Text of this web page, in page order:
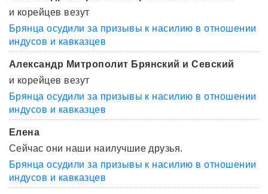
и корейцев везут
Брянца осудили за призывы к насилию в отношении
индусов и кавказцев
Александр Митрополит Брянский и Севский
и корейцев везут
Брянца осудили за призывы к насилию в отношении
индусов и кавказцев
Елена
Сейчас они наши наилучшие друзья.
Брянца осудили за призывы к насилию в отношении
индусов и кавказцев